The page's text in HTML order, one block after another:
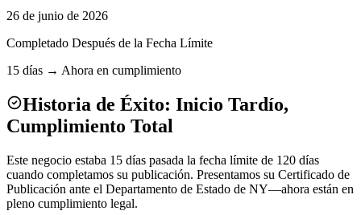
26 de junio de 2026
Completado Después de la Fecha Límite
15 días → Ahora en cumplimiento
Historia de Éxito: Inicio Tardío,
Cumplimiento Total
Este negocio estaba 15 días pasada la fecha límite de 120 días
cuando completamos su publicación. Presentamos su Certificado de
Publicación ante el Departamento de Estado de NY—ahora están en
pleno cumplimiento legal.